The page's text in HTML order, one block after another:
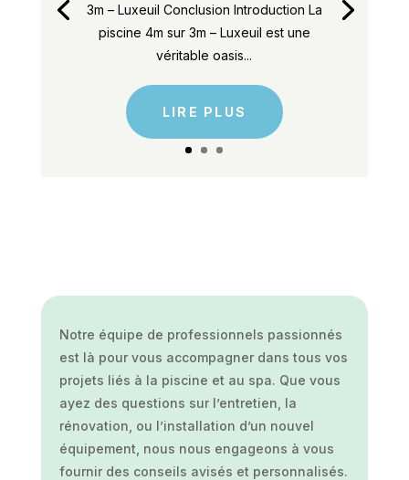
3m – Luxeuil Conclusion Introduction La
piscine 4m sur 3m – Luxeuil est une
véritable oasis...
LIRE PLUS
Notre équipe de professionnels passionnés
est là pour vous accompagner dans tous vos
projets liés à la piscine et au spa. Que vous
ayez des questions sur l’entretien, la
rénovation, ou l’installation d’un nouvel
équipement, nous nous engageons à vous
fournir des conseils avisés et personnalisés.